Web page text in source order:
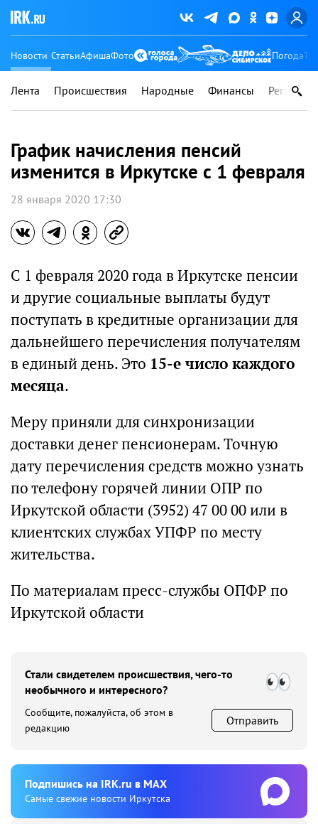
Новости СтатьиАфишаФото Погода
Лента Происшествия Народные Финансы Регионы
График начисления пенсий
изменится в Иркутске с 1 февраля
28 января 2020 17:30
С 1 февраля 2020 года в Иркутске пенсии
и другие социальные выплаты будут
поступать в кредитные организации для
дальнейшего перечисления получателям
в единый день. Это 15-е число каждого
месяца.
Меру приняли для синхронизации
доставки денег пенсионерам. Точную
дату перечисления средств можно узнать
по телефону горячей линии ОПР по
Иркутской области (3952) 47 00 00 или в
клиентских службах УПФР по месту
жительства.
По материалам пресс-службы ОПФР по
Иркутской области
Стали свидетелем происшествия, чего-то
необычного и интересного?
Сообщите, пожалуйста, об этом в
редакцию
Отправить
Подпишиcь на IRK.ru в MAX
Cамые свежие новости Иркутска